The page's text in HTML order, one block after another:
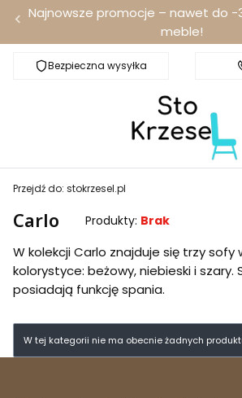
Najnowsze promocje – nawet do -
meble!
Bezpieczna wysyłka Darmowa
Przejdź do: stokrzesel.pl
Carlo Produkty: Brak
W kolekcji Carlo znajduje się trzy sofy
kolorystyce: beżowy, niebieski i szary.
posiadają funkcję spania.
W tej kategorii nie ma obecnie żadnych